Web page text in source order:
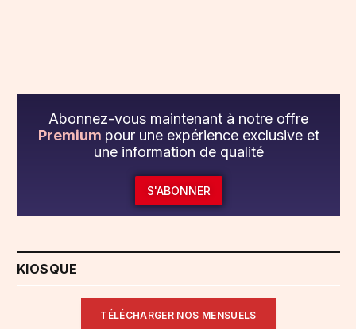
Abonnez-vous maintenant à notre offre
Premium pour une expérience exclusive et
une information de qualité
S'ABONNER
KIOSQUE
TÉLÉCHARGER NOS MENSUELS